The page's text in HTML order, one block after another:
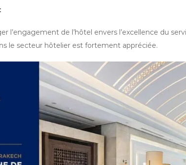
l’engagement de l’hôtel envers l’excellence du
le secteur hôtelier est fortement appréciée.